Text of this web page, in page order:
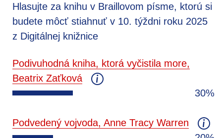
Hlasujte za knihu v Braillovom písme, ktorú si
budete môcť stiahnuť v 10. týždni roku 2025
z Digitálnej knižnice
Podivuhodná kniha, ktorá vyčistila more,
Beatrix Zaťková
30%
Podvedený vojvoda, Anne Tracy Warren